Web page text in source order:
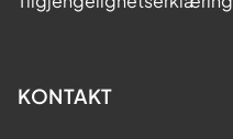
KONTAKT